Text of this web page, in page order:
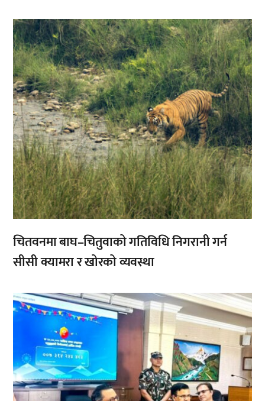
,
चितवनमा बाघ–चितुवाको गतिविधि निगरानी गर्न
सीसी क्यामरा र खोरको व्यवस्था
,